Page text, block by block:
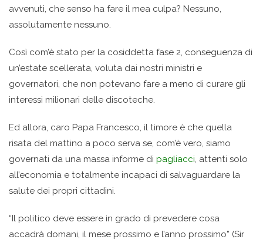
avvenuti, che senso ha fare il mea culpa? Nessuno,
assolutamente nessuno.
Così com’è stato per la cosiddetta fase 2, conseguenza di
un’estate scellerata, voluta dai nostri ministri e
governatori, che non potevano fare a meno di curare gli
interessi milionari delle discoteche.
Ed allora, caro Papa Francesco, il timore è che quella
risata del mattino a poco serva se, com’è vero, siamo
governati da una massa informe di pagliacci , attenti solo
all’economia e totalmente incapaci di salvaguardare la
salute dei propri cittadini.
“Il politico deve essere in grado di prevedere cosa
accadrà domani, il mese prossimo e l’anno prossimo” (Sir